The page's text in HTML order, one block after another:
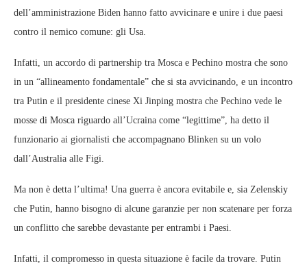
dell’amministrazione Biden hanno fatto avvicinare e unire i due paesi
contro il nemico comune: gli Usa.
Infatti, un accordo di partnership tra Mosca e Pechino mostra che sono
in un “allineamento fondamentale” che si sta avvicinando, e un incontro
tra Putin e il presidente cinese Xi Jinping mostra che Pechino vede le
mosse di Mosca riguardo all’Ucraina come “legittime”, ha detto il
funzionario ai giornalisti che accompagnano Blinken su un volo
dall’Australia alle Figi.
Ma non è detta l’ultima! Una guerra è ancora evitabile e, sia Zelenskiy
che Putin, hanno bisogno di alcune garanzie per non scatenare per forza
un conflitto che sarebbe devastante per entrambi i Paesi.
Infatti, il compromesso in questa situazione è facile da trovare. Putin